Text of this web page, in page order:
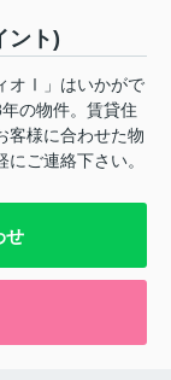
ント)
オⅠ」はいかがで
の物件。賃貸住
客様に合わせた物
ご連絡下さい。
せ